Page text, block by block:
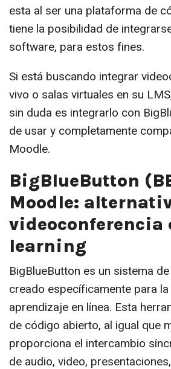
esta al ser una plataforma de
tiene la posibilidad de
software, para estos fines.
Si está buscando integrar
vivo o salas virtuales en su
sin duda es integrarlo con
de usar y completamente
Moodle.
BigBlueButton
Moodle:
videoconferencia
learning
BigBlueButton es un sistema
creado específicamente para
aprendizaje en línea. Esta
de código abierto, al igual que
proporciona el intercambio
de audio, video,